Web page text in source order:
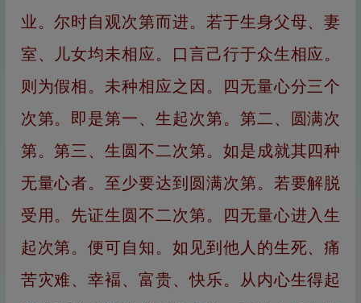
业。尔时自观次第而进。若于生身父母、妻
室、儿女均未相应。口言己行于众生相应。
则为假相。未种相应之因。四无量心分三个
次第。即是第一、生起次第。第二、圆满次
第。第三、生圆不二次第。如是成就其四种
无量心者。至少要达到圆满次第。若要解脱
受用。先证生圆不二次第。四无量心进入生
起次第。便可自知。如见到他人的生死、痛
苦灾难、幸褔、富贵、快乐。从内心生得起